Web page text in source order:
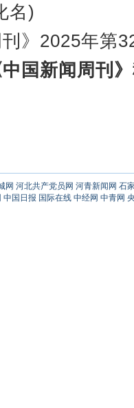
)
》2025年第
国新闻周刊
网 河北共产党员网 河青新闻网 石
中国日报 国际在线 中经网 中青网